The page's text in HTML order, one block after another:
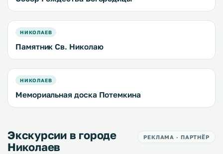
НИКОЛАЕВ
Памятник Св. Николаю
НИКОЛАЕВ
Мемориальная доска Потемкина
Экскурсии в городе
Николаев
РЕКЛАМА · ПАРТНЁР